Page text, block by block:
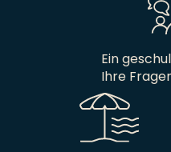
Ein
Ihre